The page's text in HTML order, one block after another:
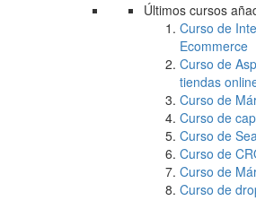
Últimos cursos
Curso de
Ecommerce
Curso de
tiendas
Curso de
Curso de
Curso de
Curso de
Curso de
Curso de